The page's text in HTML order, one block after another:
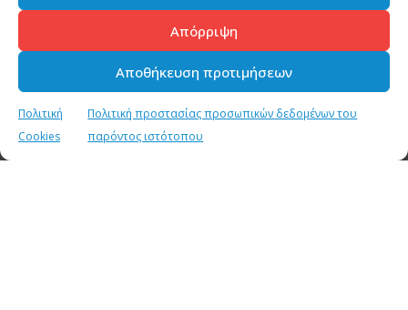
Απόρριψη
Αποθήκευση προτιμήσεων
Πολιτική
Cookies
Πολιτική προστασίας προσωπικών δεδομένων του
παρόντος ιστότοπου